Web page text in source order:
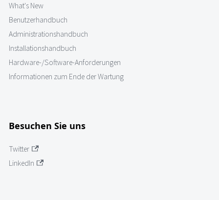
What's New
Benutzerhandbuch
Administrationshandbuch
Installationshandbuch
Hardware-/Software-Anforderungen
Informationen zum Ende der Wartung
Besuchen Sie uns
Twitter
LinkedIn